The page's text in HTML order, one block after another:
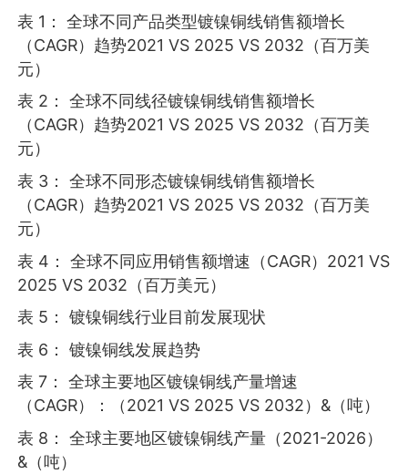
表 1： 全球不同产品类型镀镍铜线销售额增长
（CAGR）趋势2021 VS 2025 VS 2032（百万美
元）
表 2： 全球不同线径镀镍铜线销售额增长
（CAGR）趋势2021 VS 2025 VS 2032（百万美
元）
表 3： 全球不同形态镀镍铜线销售额增长
（CAGR）趋势2021 VS 2025 VS 2032（百万美
元）
表 4： 全球不同应用销售额增速（CAGR）2021 VS
2025 VS 2032（百万美元）
表 5： 镀镍铜线行业目前发展现状
表 6： 镀镍铜线发展趋势
表 7： 全球主要地区镀镍铜线产量增速
（CAGR）：（2021 VS 2025 VS 2032）&（吨）
表 8： 全球主要地区镀镍铜线产量（2021-2026）
&（吨）